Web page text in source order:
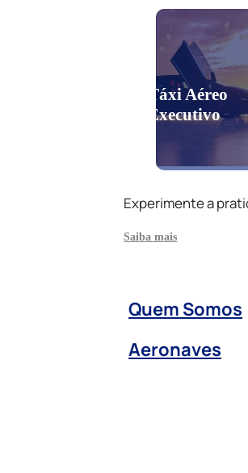
Táxi Aéreo
Executivo
Experimente a
Saiba mais
Quem Somos
Aeronaves